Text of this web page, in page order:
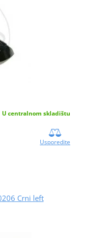
U centralnom skladištu
Usporedite
Crni left